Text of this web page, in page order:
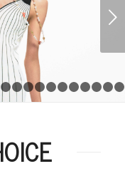
下一頁
12131415161718192021